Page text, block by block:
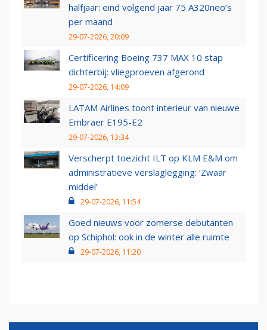
halfjaar: eind volgend jaar 75 A320neo’s
per maand
29-07-2026, 20:09
Certificering Boeing 737 MAX 10 stap
dichterbij: vliegproeven afgerond
29-07-2026, 14:09
LATAM Airlines toont interieur van nieuwe
Embraer E195-E2
29-07-2026, 13:34
Verscherpt toezicht ILT op KLM E&M om
administratieve verslaglegging: ‘Zwaar
middel’
29-07-2026, 11:54
Goed nieuws voor zomerse debutanten
op Schiphol: ook in de winter alle ruimte
29-07-2026, 11:20